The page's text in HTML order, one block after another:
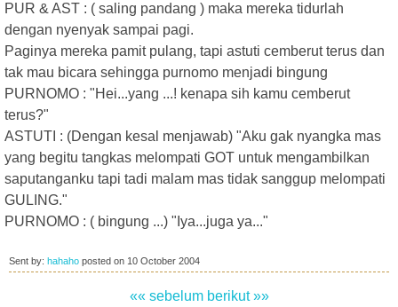
PUR & AST : ( saling pandang ) maka mereka tidurlah
dengan nyenyak sampai pagi.
Paginya mereka pamit pulang, tapi astuti cemberut terus dan
tak mau bicara sehingga purnomo menjadi bingung
PURNOMO : "Hei...yang ...! kenapa sih kamu cemberut
terus?"
ASTUTI : (Dengan kesal menjawab) "Aku gak nyangka mas
yang begitu tangkas melompati GOT untuk mengambilkan
saputanganku tapi tadi malam mas tidak sanggup melompati
GULING."
PURNOMO : ( bingung ...) "Iya...juga ya..."
Sent by: hahaho posted on 10 October 2004
«« sebelum berikut »»